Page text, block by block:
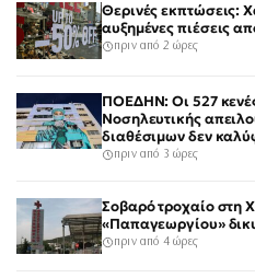
Θερινές εκπτώσεις:
αυξημένες πιέσεις
πριν από 2 ώρες
ΠΟΕΔΗΝ: Οι 527
Νοσηλευτικής
διαθέσιμων δεν
πριν από 3 ώρες
Σοβαρό τροχαίο στη
«Παπαγεωργίου»
πριν από 4 ώρες